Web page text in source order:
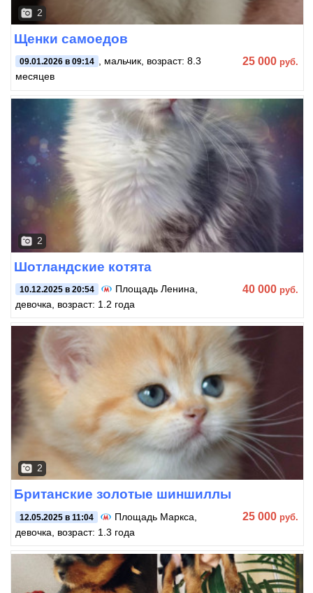
2
Щенки самоедов
09.01.2026 в 09:14 , мальчик, возраст: 8.3
месяцев
25 000 руб.
2
Шотландские котята
10.12.2025 в 20:54 Площадь Ленина
девочка, возраст: 1.2 года
40 000 руб.
2
Британские золотые шиншиллы
12.05.2025 в 11:04 Площадь Маркса
девочка, возраст: 1.3 года
25 000 руб.